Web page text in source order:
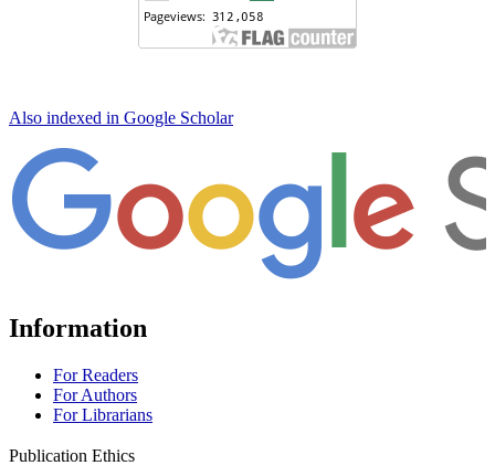
Also indexed in Google Scholar
Information
For Readers
For Authors
For Librarians
Publication Ethics